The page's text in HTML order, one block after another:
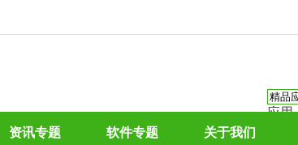
应用
资讯专题 软件专题 关于我们